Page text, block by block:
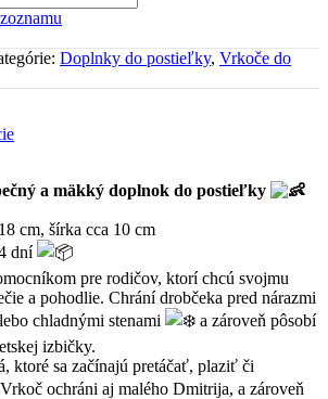
Doplnky do postieľky, Vrkoče do
a mäkký doplnok do postieľky
cm, šírka cca 10 cm
dní
pre rodičov, ktorí chcú svojmu
a pohodlie. Chrání drobčeka pred nárazmi
chladnými stenami
a zároveň pôsobí
izbičky.
ktoré sa začínajú pretáčať, plaziť či
ochráni aj malého Dmitrija, a zároveň